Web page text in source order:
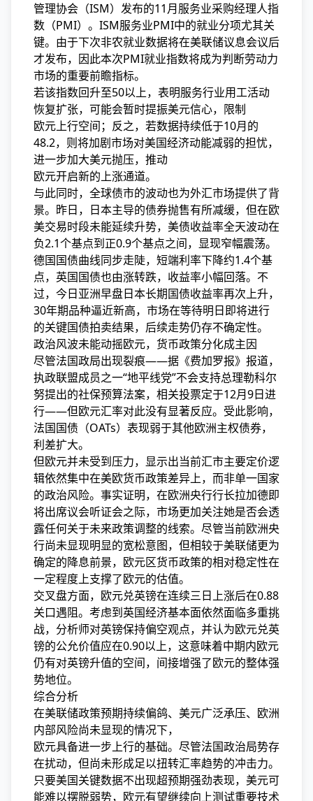
管理协会（ISM）发布的11月服务业采购经理人指
数（PMI）。ISM服务业PMI中的就业分项尤其关
键。由于下次非农就业数据将在美联储议息会议后
才发布，因此本次PMI就业指数将成为判断劳动力
市场的重要前瞻指标。
若该指数回升至50以上，表明服务行业用工活动
恢复扩张，可能会暂时提振美元信心，限制
欧元上行空间；反之，若数据持续低于10月的
48.2，则将加剧市场对美国经济动能减弱的担忧，
进一步加大美元抛压，推动
欧元开启新的上涨通道。
与此同时，全球债市的波动也为外汇市场提供了背
景。昨日，日本主导的债券抛售有所减缓，但在欧
美交易时段未能延续升势，美债收益率全天波动在
负2.1个基点到正0.9个基点之间，显现窄幅震荡。
德国国债曲线同步走陡，短端利率下降约1.4个基
点，英国国债也由涨转跌，收益率小幅回落。不
过，今日亚洲早盘日本长期国债收益率再次上升，
30年期品种逼近新高，市场在等待明日即将进行
的关键国债拍卖结果，后续走势仍存不确定性。
政治风波未能动摇欧元，货币政策分化成主因
尽管法国政局出现裂痕——据《费加罗报》报道，
执政联盟成员之一“地平线党”不会支持总理勒科尔
努提出的社保预算法案，相关投票定于12月9日进
行——但欧元汇率对此没有显著反应。受此影响，
法国国债（OATs）表现弱于其他欧洲主权债券，
利差扩大。
但欧元并未受到压力，显示出当前汇市主要定价逻
辑依然集中在美欧货币政策差异上，而非单一国家
的政治风险。事实证明，在欧洲央行行长拉加德即
将出席议会听证会之际，市场更加关注她是否会透
露任何关于未来政策调整的线索。尽管当前欧洲央
行尚未显现明显的宽松意图，但相较于美联储更为
确定的降息前景，欧元区货币政策的相对稳定性在
一定程度上支撑了欧元的估值。
交叉盘方面，欧元兑英镑在连续三日上涨后在0.88
关口遇阻。考虑到英国经济基本面依然面临多重挑
战，分析师对英镑保持偏空观点，并认为欧元兑英
镑的公允价值应在0.90以上，这意味着中期内欧元
仍有对英镑升值的空间，间接增强了欧元的整体强
势地位。
综合分析
在美联储政策预期持续偏鸽、美元广泛承压、欧洲
内部风险尚未显现的情况下，
欧元具备进一步上行的基础。尽管法国政治局势存
在扰动，但尚未形成足以扭转汇率趋势的冲击力。
只要美国关键数据不出现超预期强劲表现，美元可
能难以摆脱弱势，欧元有望继续向上测试重要技术